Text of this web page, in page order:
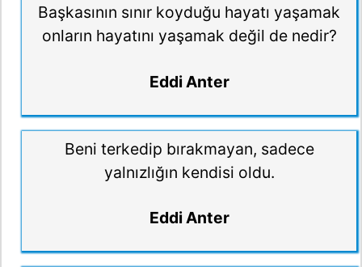
Başkasının sınır koyduğu hayatı yaşamak
onların hayatını yaşamak değil de nedir?
Eddi Anter
Beni terkedip bırakmayan, sadece
yalnızlığın kendisi oldu.
Eddi Anter